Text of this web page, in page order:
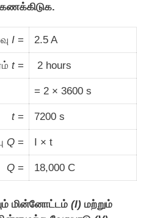
I = 2.5 A
t = 2 hours
= 2 × 3600 s
t= 7200 s
Q = I × t
Q = 18,000 C
மின்னோட்டம் (I) மற்றும்